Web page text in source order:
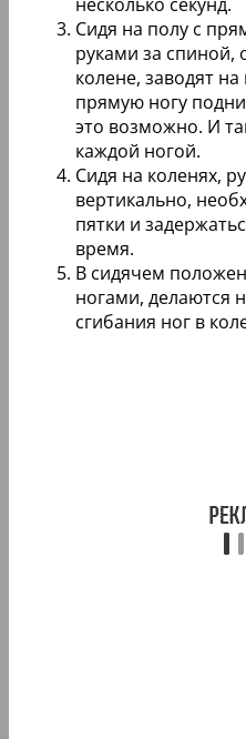
Сидя на полу с
руками за спиной,
колене, заводят
прямую ногу
это возможно. И
каждой ногой.
Сидя на коленях,
вертикально,
пятки и
время.
В сидячем
ногами, делаются
сгибания ног в